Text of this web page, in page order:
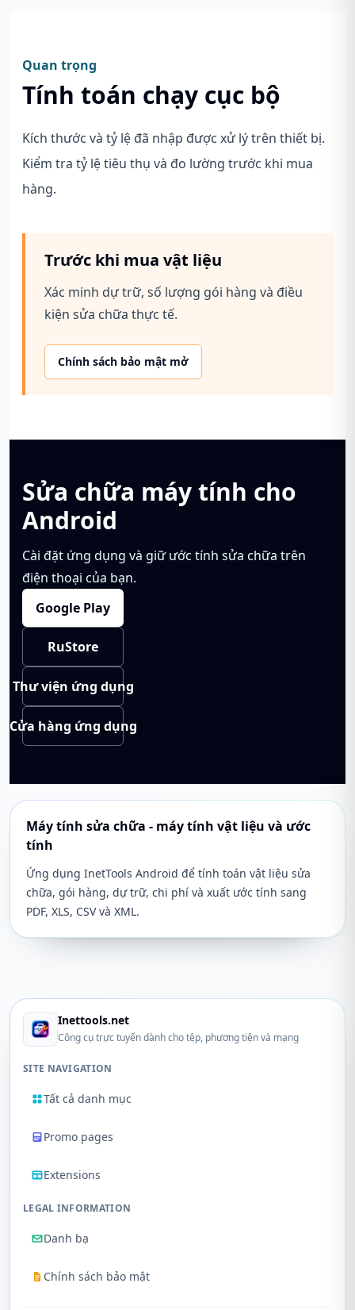
Quan trọng
Tính toán chạy cục bộ
Kích thước và tỷ lệ đã nhập được xử lý trên thiết bị.
Kiểm tra tỷ lệ tiêu thụ và đo lường trước khi mua
hàng.
Trước khi mua vật liệu
Xác minh dự trữ, số lượng gói hàng và điều
kiện sửa chữa thực tế.
Chính sách bảo mật mở
Sửa chữa máy tính cho
Android
Cài đặt ứng dụng và giữ ước tính sửa chữa trên
điện thoại của bạn.
Google Play
RuStore
Thư viện ứng dụng
Cửa hàng ứng dụng
Máy tính sửa chữa - máy tính vật liệu và ước
tính
Ứng dụng InetTools Android để tính toán vật liệu sửa
chữa, gói hàng, dự trữ, chi phí và xuất ước tính sang
PDF, XLS, CSV và XML.
Inettools.net
Công cụ trực tuyến dành cho tệp, phương tiện và mạng
SITE NAVIGATION
Tất cả danh mục
Promo pages
Extensions
LEGAL INFORMATION
Danh bạ
Chính sách bảo mật